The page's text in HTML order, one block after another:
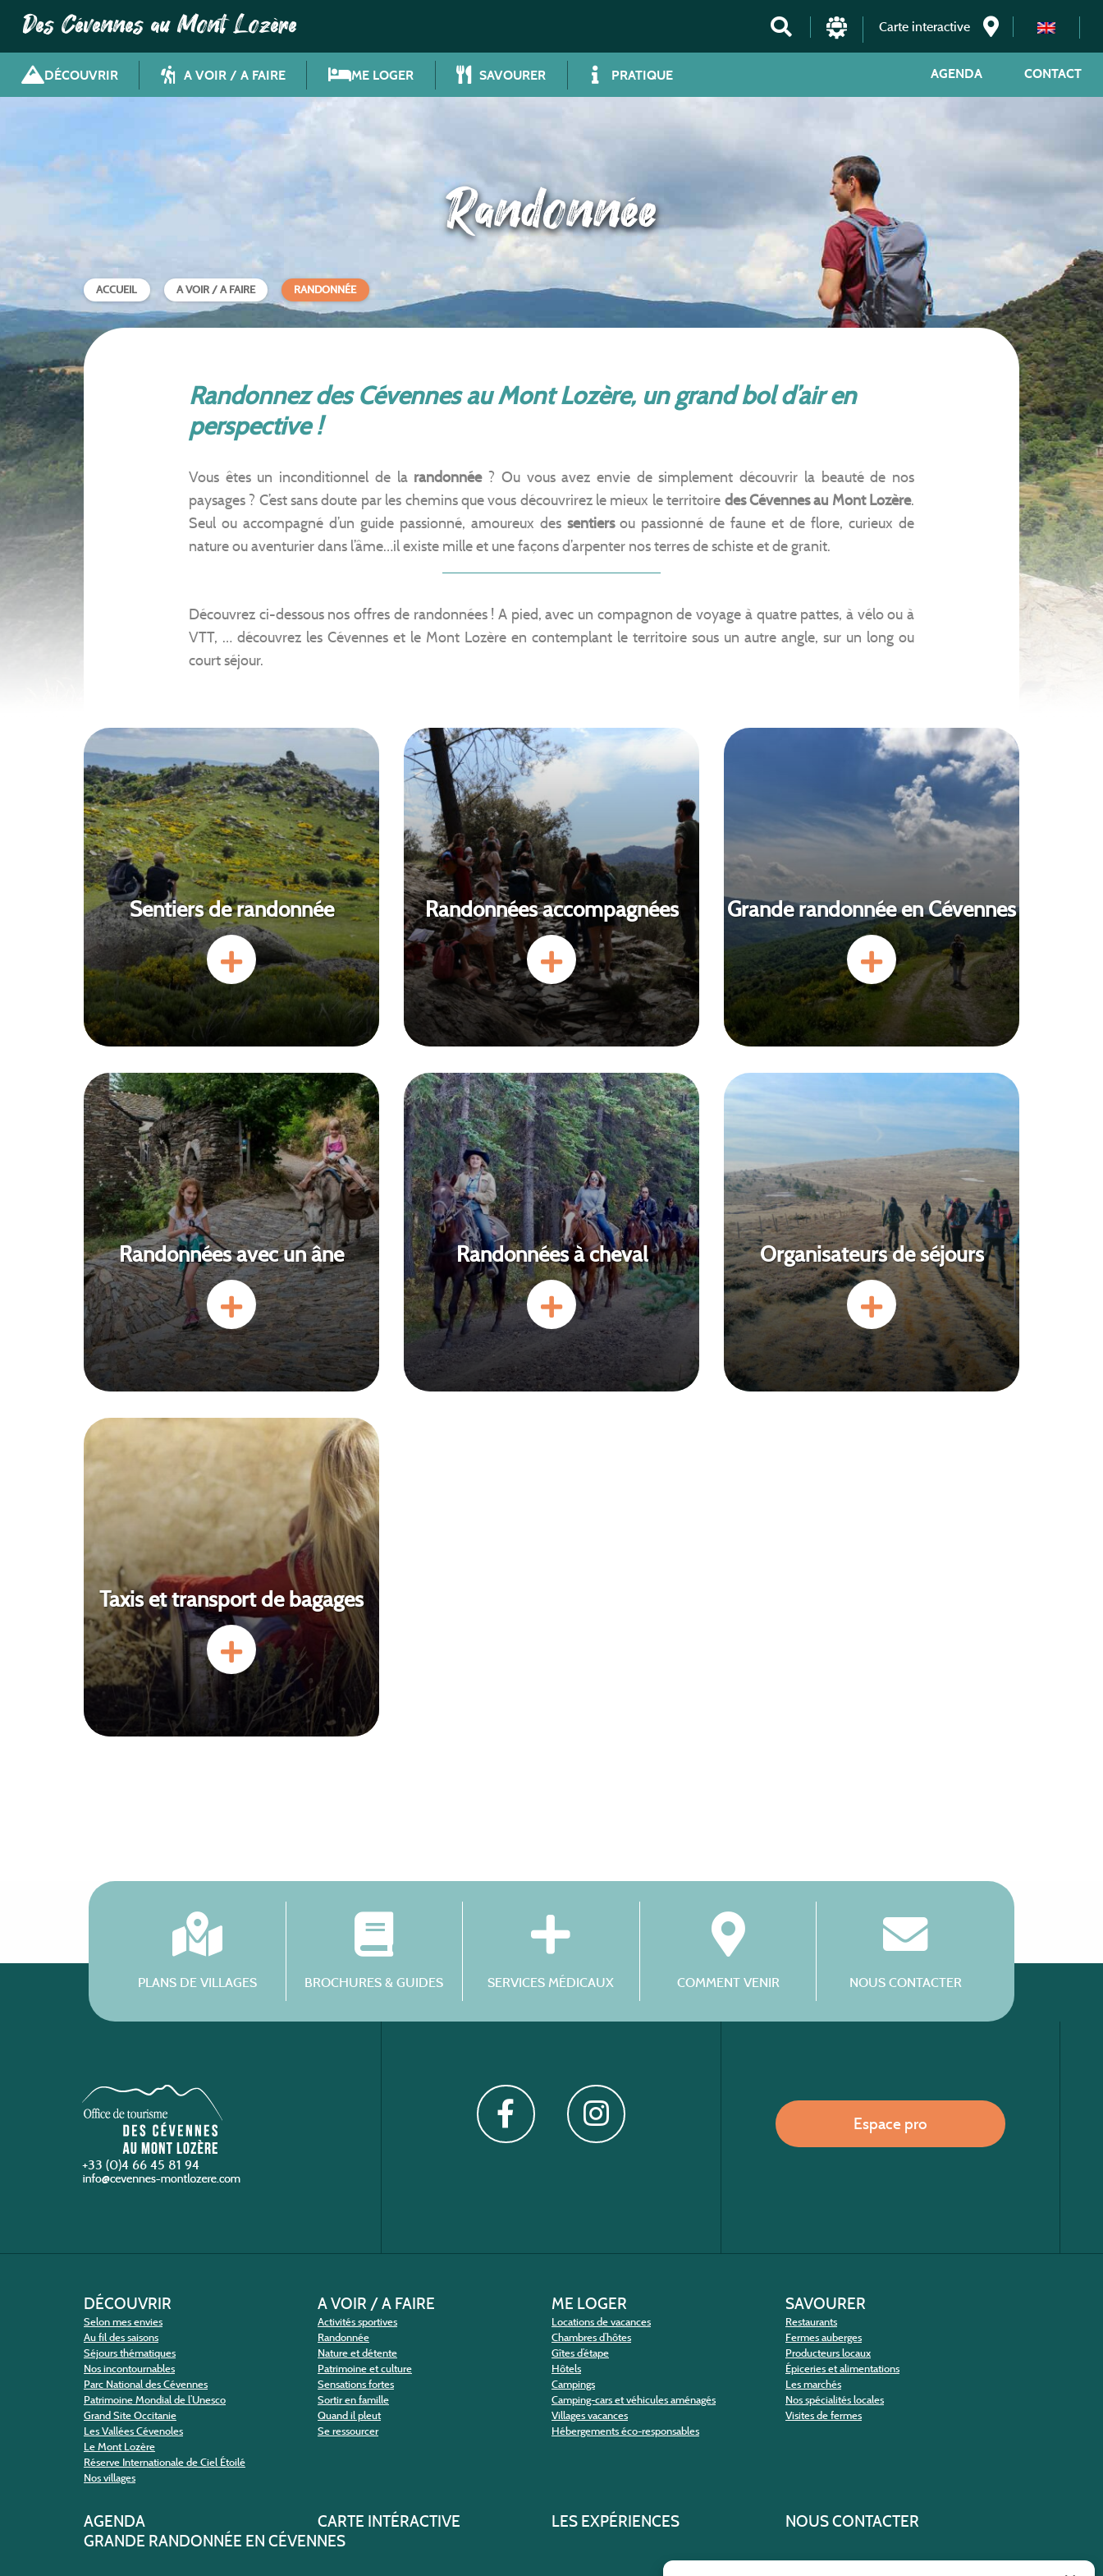
Des Cévennes au Mont Lozère Carte interactive
DÉCOUVRIR A VOIR / A FAIRE ME LOGER SAVOURER PRATIQUE CONTACT
AGENDA
Randonnée
ACCUEIL A VOIR / A FAIRE RANDONNÉE
Randonnez des Cévennes au Mont Lozère, un grand bol d’air en
perspective !
Vous êtes un inconditionnel de la randonnée? Ou vous avez envie de simplement découvrir la beauté de nos
paysages ? C’est sans doute par les chemins que vous découvrirez le mieux le territoire des Cévennes au Mont Lozère.
Seul ou accompagné d’un guide passionné, amoureux des sentiersou passionné de faune et de flore, curieux de
nature ou aventurier dans l’âme…il existe mille et une façons d’arpenter nos terres de schiste et de granit.
Découvrez ci-dessous nos offres de randonnées ! A pied, avec un compagnon de voyage à quatre pattes, à vélo ou à
VTT, … découvrez les Cévennes et le Mont Lozère en contemplant le territoire sous un autre angle, sur un long ou
court séjour.
Sentiers de randonnée Randonnées accompagnées Grande randonnée en Cévennes
Randonnées avec un âne Randonnées à cheval Organisateurs de séjours
Taxis et transport de bagages
PLANS DE VILLAGES BROCHURES & GUIDES SERVICES MÉDICAUX COMMENT VENIR NOUS CONTACTER
+33 (0)4 66 45 81 94
Espace pro
DÉCOUVRIR
Selon mes envies
Au fil des saisons
Séjours thématiques
Nos incontournables
Parc National des Cévennes
Patrimoine Mondial de l’Unesco
Grand Site Occitanie
Les Vallées Cévenoles
Le Mont Lozère
Réserve Internationale de Ciel Étoilé
Nos villages
A VOIR / A FAIRE
Activités sportives
Randonnée
Nature et détente
Patrimoine et culture
Sensations fortes
Sortir en famille
Quand il pleut
Se ressourcer
ME LOGER
Locations de vacances
Chambres d’hôtes
Gîtes d’étape
Hôtels
Campings
Camping-cars et véhicules aménagés
Villages vacances
Hébergements éco-responsables
SAVOURER
Restaurants
Fermes auberges
Producteurs locaux
Épiceries et alimentations
Les marchés
Nos spécialités locales
Visites de fermes
AGENDA CARTE INTÉRACTIVE LES EXPÉRIENCES
NOUS CONTACTER
GRANDE RANDONNÉE EN CÉVENNES